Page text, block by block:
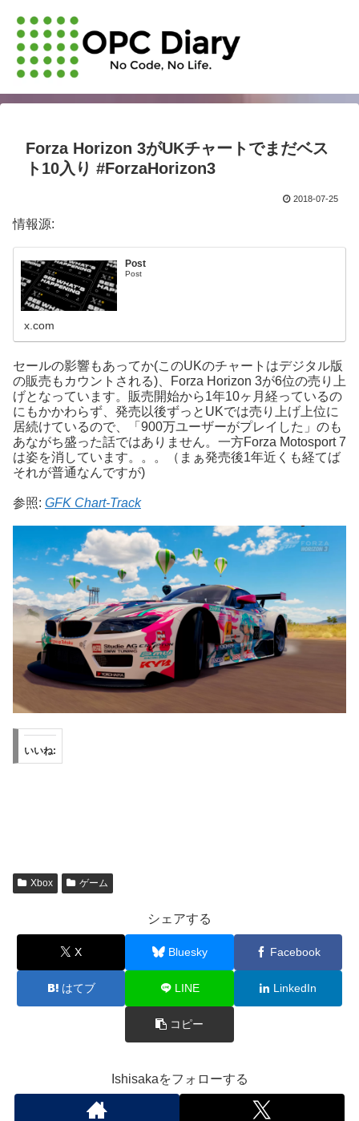
Forza Horizon 3がUKチャートでまだベス
ト10入り #ForzaHorizon3
2018-07-25
情報源:
Post
Post
x.com
セールの影響もあってか(このUKのチャートはデジタル版
の販売もカウントされる)、Forza Horizon 3が6位の売り上
げとなっています。販売開始から1年10ヶ月経っているの
にもかかわらず、発売以後ずっとUKでは売り上げ上位に
居続けているので、「900万ユーザーがプレイした」のも
あながち盛った話ではありません。一方Forza Motosport 7
は姿を消しています。。。（まぁ発売後1年近くも経てば
それが普通なんですが)
参照: GFK Chart-Track
いいね:
Xbox ゲーム
シェアする
X Bluesky Facebook
はてブ LINE LinkedIn
コピー
Ishisakaをフォローする